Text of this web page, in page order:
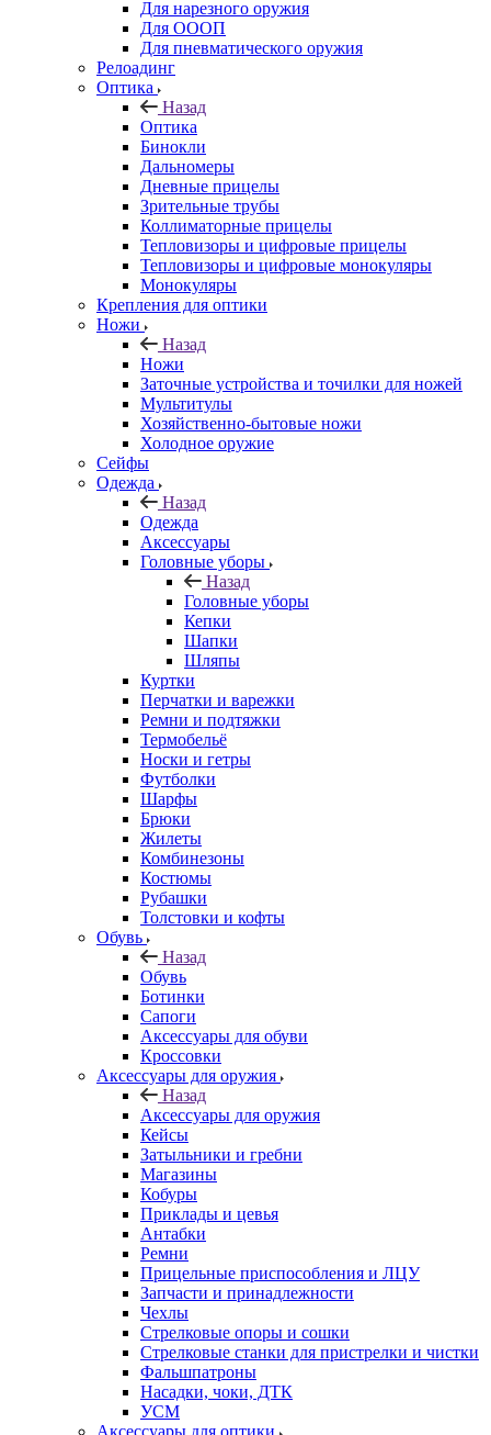
Для нарезного оружия
Для ОООП
Для пневматического оружия
Релоадинг
Оптика
Назад
Оптика
Бинокли
Дальномеры
Дневные прицелы
Зрительные трубы
Коллиматорные прицелы
Тепловизоры и цифровые прицелы
Тепловизоры и цифровые монокуляры
Монокуляры
Крепления для оптики
Ножи
Назад
Ножи
Заточные устройства и точилки для ножей
Мультитулы
Хозяйственно-бытовые ножи
Холодное оружие
Сейфы
Одежда
Назад
Одежда
Аксессуары
Головные уборы
Назад
Головные уборы
Кепки
Шапки
Шляпы
Куртки
Перчатки и варежки
Ремни и подтяжки
Термобельё
Носки и гетры
Футболки
Шарфы
Брюки
Жилеты
Комбинезоны
Костюмы
Рубашки
Толстовки и кофты
Обувь
Назад
Обувь
Ботинки
Сапоги
Аксессуары для обуви
Кроссовки
Аксессуары для оружия
Назад
Аксессуары для оружия
Кейсы
Затыльники и гребни
Магазины
Кобуры
Приклады и цевья
Антабки
Ремни
Прицельные приспособления и ЛЦУ
Запчасти и принадлежности
Чехлы
Стрелковые опоры и сошки
Стрелковые станки для пристрелки и чистки
Фальшпатроны
Насадки, чоки, ДТК
УСМ
Аксессуары для оптики